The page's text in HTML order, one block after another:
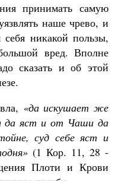
принимать самую
наше чрево, и
никакой пользы,
вред. Вполне
сказать и об этой
«да искушает же
да яст и от Чаши да
суд себе яст и
(1 Кор. 11, 28 -
Плоти и Крови